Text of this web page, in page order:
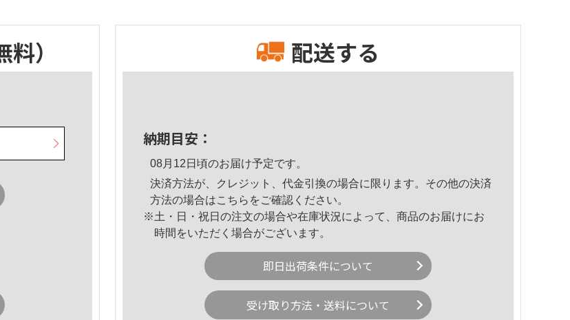
料） 配送する
納期目安：
08月12日頃のお届け予定です。
決済方法が、クレジット、代金引換の場合に限ります。その他の決済
方法の場合はこちら をご確認ください。
※土・日・祝日の注文の場合や在庫状況によって、商品のお届けにお
時間をいただく場合がございます。
即日出荷条件について
受け取り方法・送料について